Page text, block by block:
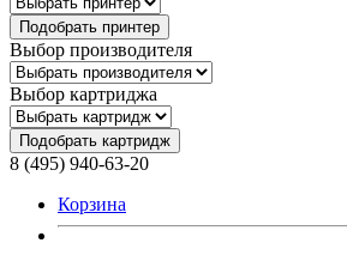
Подобрать принтер
Выбор производителя
Выбор картриджа
Подобрать картридж
8 (495) 940-63-20
Корзина